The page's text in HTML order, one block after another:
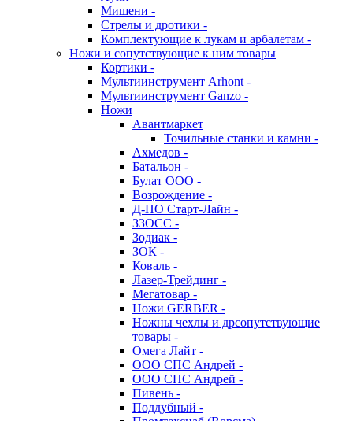
Мишени -
Стрелы и дротики -
Комплектующие к лукам и арбалетам -
Ножи и сопутствующие к ним товары
Кортики -
Мультиинструмент Arhont -
Мультиинструмент Ganzo -
Ножи
Авантмаркет
Точильные станки и камни -
Ахмедов -
Батальон -
Булат ООО -
Возрождение -
Д-ПО Старт-Лайн -
ЗЗОСС -
Зодиак -
ЗОК -
Коваль -
Лазер-Трейдинг -
Мегатовар -
Ножи GERBER -
Ножны чехлы и дрсопутствующие
товары -
Омега Лайт -
ООО СПС Андрей -
ООО СПС Андрей -
Пивень -
Поддубный -